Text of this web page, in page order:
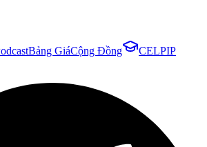
Bảng GiáCộng Đồng CELPIP